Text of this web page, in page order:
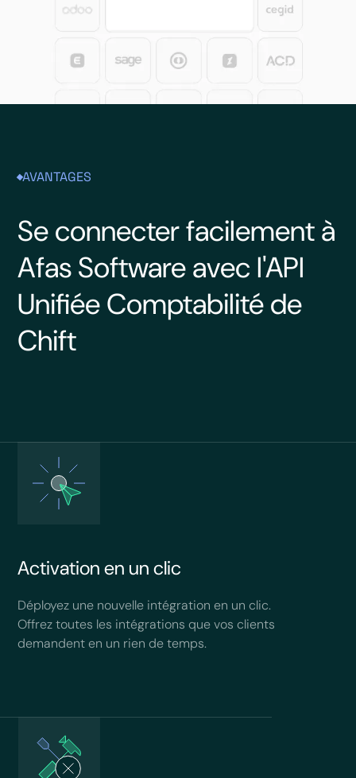
AVANTAGES
Se connecter facilement à
Afas Software avec l'API
Unifiée Comptabilité de
Chift
Activation en un clic
Déployez une nouvelle intégration en un clic.
Offrez toutes les intégrations que vos clients
demandent en un rien de temps.